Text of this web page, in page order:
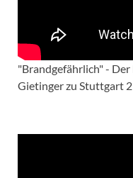
"Brandgefährlich" -
Gietinger zu Stuttgart